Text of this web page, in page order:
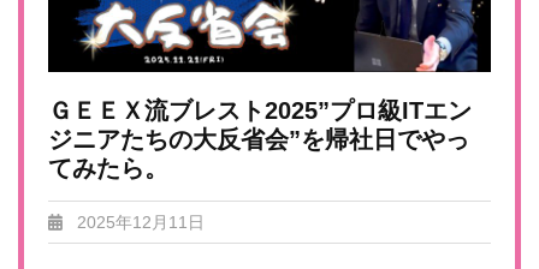
ＧＥＥＸ流ブレスト2025”プロ級ITエン
ジニアたちの大反省会”を帰社日でやっ
てみたら。
2025年12月11日